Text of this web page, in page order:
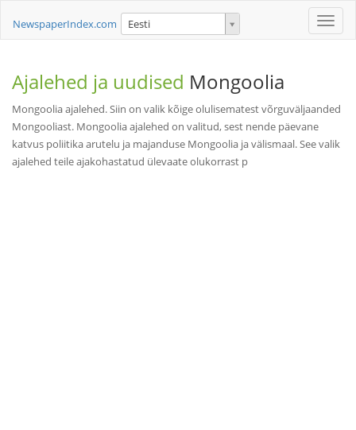
Toggle
NewspaperIndex.com Eesti
Ajalehed ja uudised Mongoolia
Mongoolia ajalehed. Siin on valik kõige olulisematest võrguväljaanded
Mongooliast. Mongoolia ajalehed on valitud, sest nende päevane
katvus poliitika arutelu ja majanduse Mongoolia ja välismaal. See valik
ajalehed teile ajakohastatud ülevaate olukorrast p